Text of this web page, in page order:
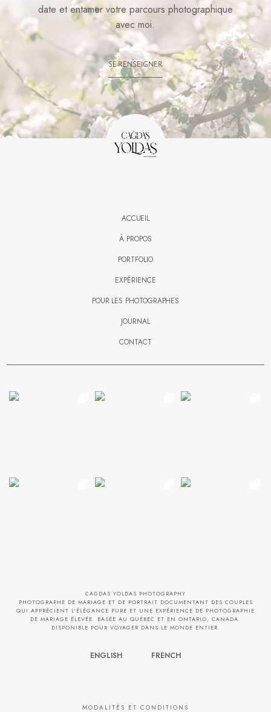
date et entamer votre parcours photographique
avec moi.
SERENSEIGNER
ACCUEIL
À PROPOS
PORTFOLIO
EXPÉRIENCE
POUR LES PHOTOGRAPHES
JOURNAL
CONTACT
CAGDAS YOLDAS PHOTOGRAPHY
PHOTOGRAPHE DE MARIAGE ET DE PORTRAIT DOCUMENTANT DES COUPLES
QUI APPRÉCIENT L'ÉLÉGANCE PURE ET UNE EXPÉRIENCE DE PHOTOGRAPHIE
DE MARIAGE ÉLEVÉE. BASÉE AU QUÉBEC ET EN ONTARIO, CANADA.
DISPONIBLE POUR VOYAGER DANS LE MONDE ENTIER.
ENGLISH FRENCH
MODALITÉS ET CONDITIONS